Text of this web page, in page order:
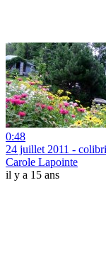
0:48
24 juillet 2011 - colibri
Carole Lapointe
il y a 15 ans